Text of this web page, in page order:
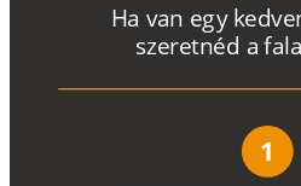
Ha van egy kedve
szeretnéd a fala
1